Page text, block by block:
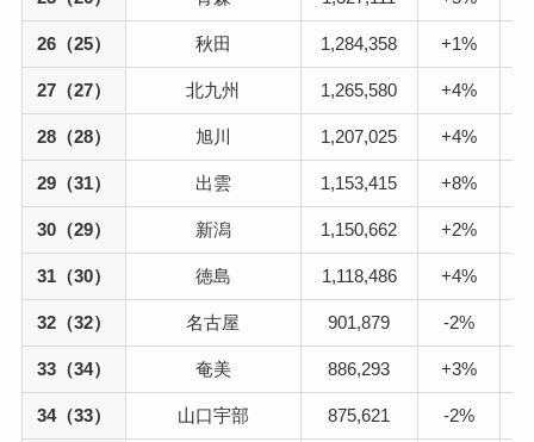
26（25） 秋田 1,284,358 +1%
27（27） 北九州 1,265,580 +4%
28（28） 旭川 1,207,025 +4%
29（31） 出雲 1,153,415 +8%
30（29） 新潟 1,150,662 +2%
31（30） 徳島 1,118,486 +4%
32（32） 名古屋 901,879 -2%
33（34） 奄美 886,293 +3%
34（33） 山口宇部 875,621 -2%